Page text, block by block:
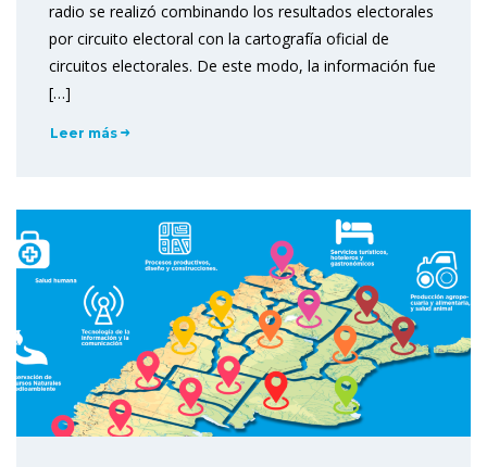
radio se realizó combinando los resultados electorales
por circuito electoral con la cartografía oficial de
circuitos electorales. De este modo, la información fue
[…]
Leer más